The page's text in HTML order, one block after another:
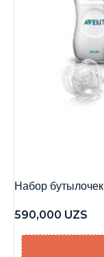
Набор
590,000 UZS